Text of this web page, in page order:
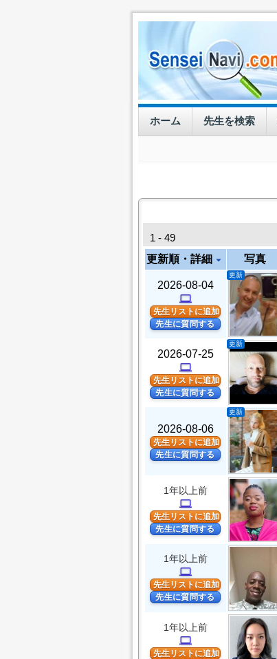
ホーム 先生を検索
1 - 49
更新順・詳細 arrow_drop_down 写真
2026-08-04
computer
先生リストに追加
先生に質問する
更新
2026-07-25
computer
先生リストに追加
先生に質問する
更新
2026-08-06
先生リストに追加
先生に質問する
更新
1年以上前
computer
先生リストに追加
先生に質問する
1年以上前
computer
先生リストに追加
先生に質問する
1年以上前
computer
先生リストに追加